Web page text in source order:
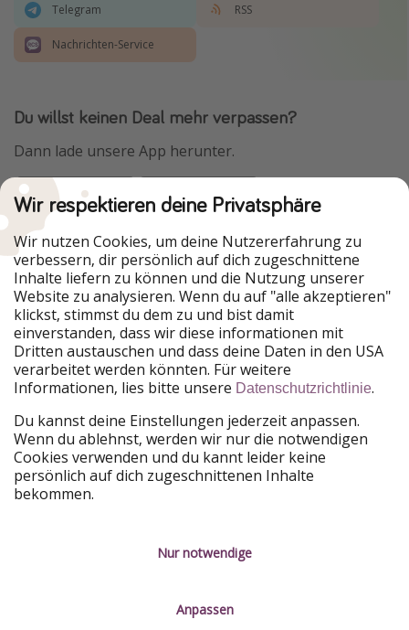
Telegram RSS
Nachrichten-Service
Du willst keinen Deal mehr verpassen?
Dann lade unsere App herunter.
Urlaubspiraten ist Teil der HolidayPirates Group
Unsere Märkte
PiratinViaggio
HolidayPirates
VakantiePiraten
WakacyjniPiraci
VoyagesPirates
Ferienpiraten
Urlaubspiraten
ViajerosPiratas
TravelPirates
HolidayPirates Group
Lerne uns kennen
Über uns
Rechtliches
Kontakt
Wir respektieren deine Privatsphäre
Wir nutzen Cookies, um deine Nutzererfahrung zu
verbessern, dir persönlich auf dich zugeschnittene
Inhalte liefern zu können und die Nutzung unserer
Website zu analysieren. Wenn du auf "alle akzeptieren"
klickst, stimmst du dem zu und bist damit
einverstanden, dass wir diese informationen mit
Dritten austauschen und dass deine Daten in den USA
verarbeitet werden könnten. Für weitere
Informationen, lies bitte unsere Datenschutzrichtlinie.
Du kannst deine Einstellungen jederzeit anpassen.
Wenn du ablehnst, werden wir nur die notwendigen
Cookies verwenden und du kannt leider keine
persönlich auf dich zugeschnittenen Inhalte
bekommen.
Nur notwendige
Anpassen